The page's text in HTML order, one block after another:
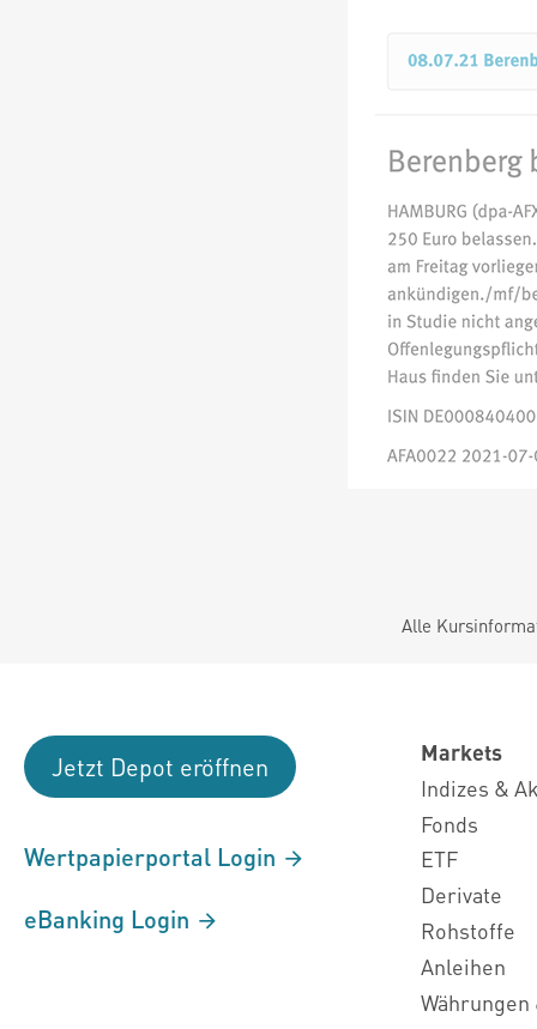
Alle
Jetzt Depot eröffnen
Wertpapierportal Login
eBanking Login
Markets
Indizes &
Fonds
ETF
Derivate
Rohstoffe
Anleihen
Währungen